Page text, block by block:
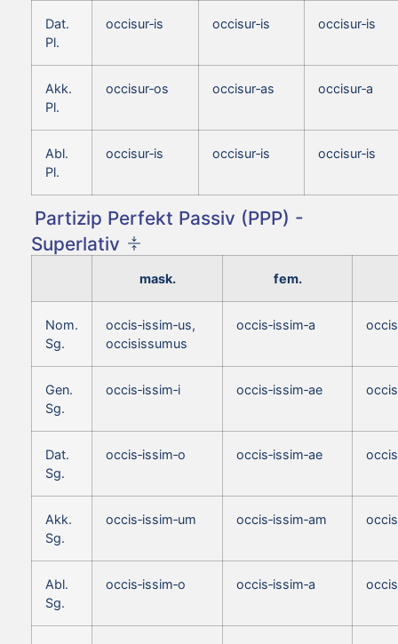
Dat.
Pl.
occisur‑is occisur‑is occisur‑is
Akk.
Pl.
occisur‑os occisur‑as occisur‑a
Abl.
Pl.
occisur‑is occisur‑is occisur‑is
Partizip Perfekt Passiv (PPP) -
Superlativ
mask. fem.
Nom.
Sg.
occis‑issim‑us,
occisissumus
occis‑issim‑a
Gen.
Sg.
occis‑issim‑i occis‑issim‑ae
Dat.
Sg.
occis‑issim‑o occis‑issim‑ae
Akk.
Sg.
occis‑issim‑um occis‑issim‑am
Abl.
Sg.
occis‑issim‑o occis‑issim‑a